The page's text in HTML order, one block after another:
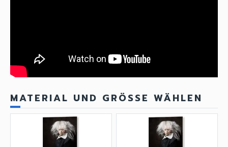
MATERIAL UND GRÖSSE WÄHLEN